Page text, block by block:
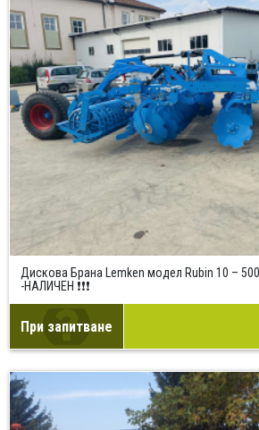
Дискова Брана Lemken модел Rubin 10 –
-НАЛИЧЕН ❗❗❗
При запитване